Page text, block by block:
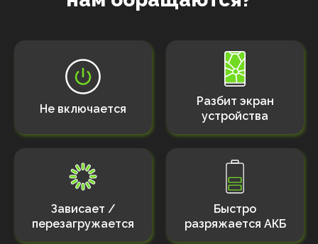
Не включается
Разбит экран
устройства
Зависает /
перезагружается
Быстро
разряжается АКБ